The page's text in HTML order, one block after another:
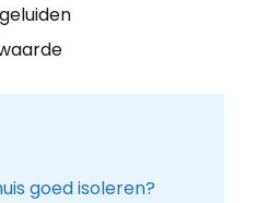
goed isoleren?